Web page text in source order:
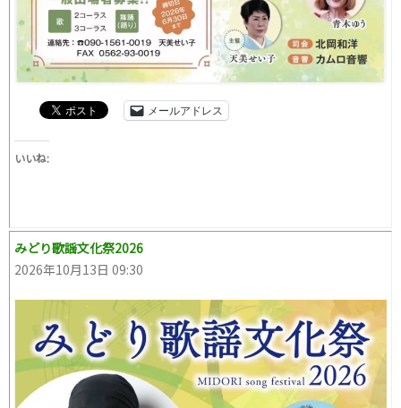
メールアドレス
いいね:
みどり歌謡文化祭2026
2026年10月13日 09:30